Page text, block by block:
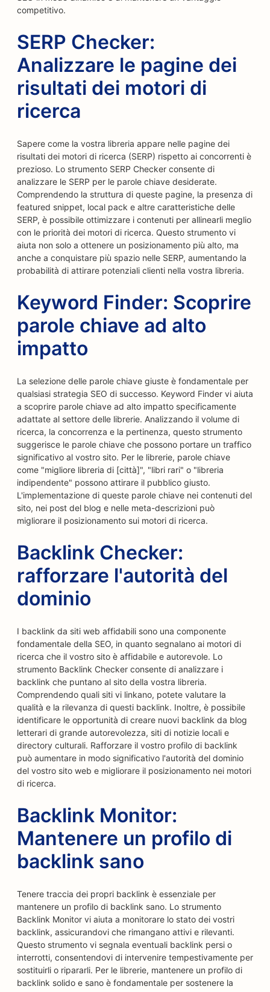
competitivo.
SERP Checker:
Analizzare le pagine dei
risultati dei motori di
ricerca
Sapere come la vostra libreria appare nelle pagine dei
risultati dei motori di ricerca (SERP) rispetto ai concorrenti è
prezioso. Lo strumento SERP Checker consente di
analizzare le SERP per le parole chiave desiderate.
Comprendendo la struttura di queste pagine, la presenza di
featured snippet, local pack e altre caratteristiche delle
SERP, è possibile ottimizzare i contenuti per allinearli meglio
con le priorità dei motori di ricerca. Questo strumento vi
aiuta non solo a ottenere un posizionamento più alto, ma
anche a conquistare più spazio nelle SERP, aumentando la
probabilità di attirare potenziali clienti nella vostra libreria.
Keyword Finder: Scoprire
parole chiave ad alto
impatto
La selezione delle parole chiave giuste è fondamentale per
qualsiasi strategia SEO di successo. Keyword Finder vi aiuta
a scoprire parole chiave ad alto impatto specificamente
adattate al settore delle librerie. Analizzando il volume di
ricerca, la concorrenza e la pertinenza, questo strumento
suggerisce le parole chiave che possono portare un traffico
significativo al vostro sito. Per le librerie, parole chiave
come "migliore libreria di [città]", "libri rari" o "libreria
indipendente" possono attirare il pubblico giusto.
L'implementazione di queste parole chiave nei contenuti del
sito, nei post del blog e nelle meta-descrizioni può
migliorare il posizionamento sui motori di ricerca.
Backlink Checker:
rafforzare l'autorità del
dominio
I backlink da siti web affidabili sono una componente
fondamentale della SEO, in quanto segnalano ai motori di
ricerca che il vostro sito è affidabile e autorevole. Lo
strumento Backlink Checker consente di analizzare i
backlink che puntano al sito della vostra libreria.
Comprendendo quali siti vi linkano, potete valutare la
qualità e la rilevanza di questi backlink. Inoltre, è possibile
identificare le opportunità di creare nuovi backlink da blog
letterari di grande autorevolezza, siti di notizie locali e
directory culturali. Rafforzare il vostro profilo di backlink
può aumentare in modo significativo l'autorità del dominio
del vostro sito web e migliorare il posizionamento nei motori
di ricerca.
Backlink Monitor:
Mantenere un profilo di
backlink sano
Tenere traccia dei propri backlink è essenziale per
mantenere un profilo di backlink sano. Lo strumento
Backlink Monitor vi aiuta a monitorare lo stato dei vostri
backlink, assicurandovi che rimangano attivi e rilevanti.
Questo strumento vi segnala eventuali backlink persi o
interrotti, consentendovi di intervenire tempestivamente per
sostituirli o ripararli. Per le librerie, mantenere un profilo di
backlink solido e sano è fondamentale per sostenere la